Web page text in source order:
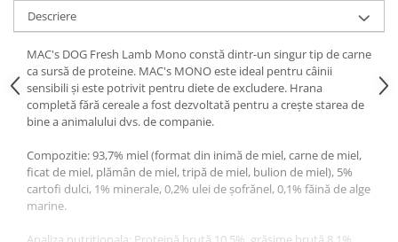
Descriere
MAC's DOG Fresh Lamb Mono constă dintr-un singur tip de carne
ca sursă de proteine. MAC's MONO este ideal pentru câinii
sensibili și este potrivit pentru diete de excludere. Hrana
completă fără cereale a fost dezvoltată pentru a crește starea de
bine a animalului dvs. de companie.
Compozitie: 93,7% miel (format din inimă de miel, carne de miel,
ficat de miel, plămân de miel, tripă de miel, bulion de miel), 5%
cartofi dulci, 1% minerale, 0,2% ulei de șofrănel, 0,1% făină de alge
marine.